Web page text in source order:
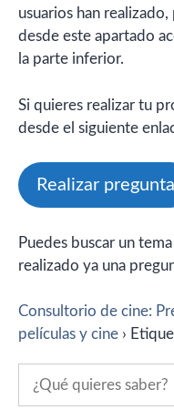
usuarios han
desde este apartado
la parte inferior.
Si quieres realizar tu
desde el siguiente
Realizar pregunta
Puedes buscar un
realizado ya una
Consultorio de cine:
películas y cine ›